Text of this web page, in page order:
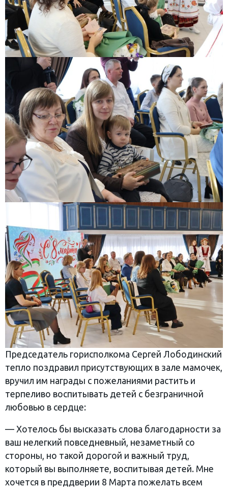
Председатель горисполкома Сергей Лободинский
тепло поздравил присутствующих в зале мамочек,
вручил им награды с пожеланиями растить и
терпеливо воспитывать детей с безграничной
любовью в сердце:
— Хотелось бы высказать слова благодарности за
ваш нелегкий повседневный, незаметный со
стороны, но такой дорогой и важный труд,
который вы выполняете, воспитывая детей. Мне
хочется в преддверии 8 Марта пожелать всем